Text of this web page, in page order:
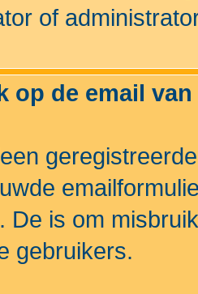
of
op de email
De is om
gebruikers.